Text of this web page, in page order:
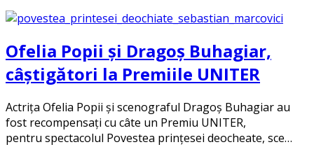
Ofelia Popii și Dragoș Buhagiar,
câștigători la Premiile UNITER
Actrița Ofelia Popii și scenograful Dragoș Buhagiar au
fost recompensați cu câte un Premiu UNITER,
pentru spectacolul Povestea prințesei deocheate, sce…